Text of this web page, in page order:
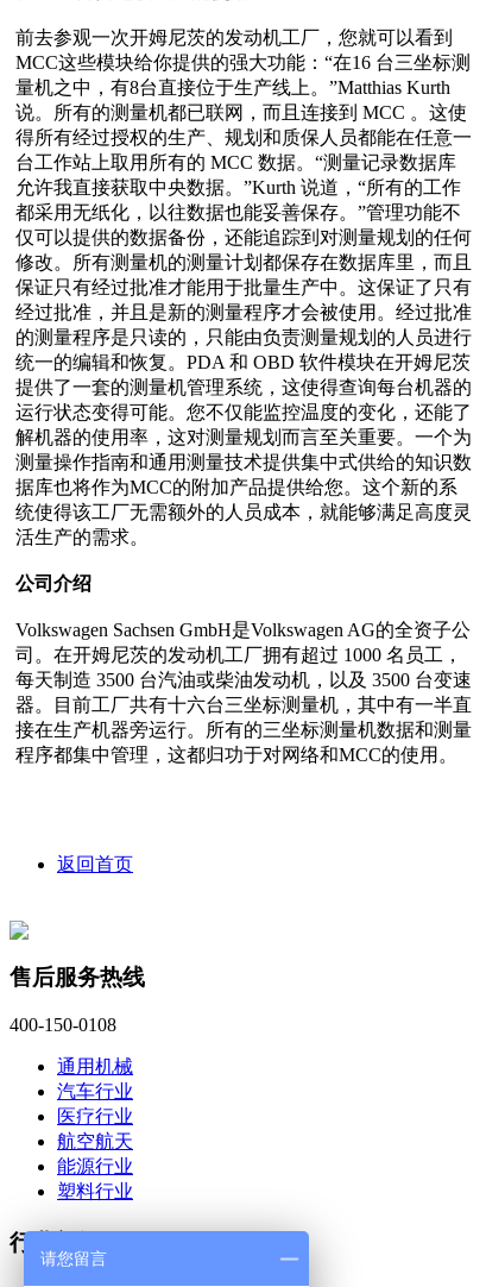
前去参观一次开姆尼茨的发动机工厂，您就可以看到
MCC这些模块给你提供的强大功能：“在16 台三坐标测
量机之中，有8台直接位于生产线上。”Matthias Kurth
说。所有的测量机都已联网，而且连接到 MCC 。这使
得所有经过授权的生产、规划和质保人员都能在任意一
台工作站上取用所有的 MCC 数据。“测量记录数据库
允许我直接获取中央数据。”Kurth 说道，“所有的工作
都采用无纸化，以往数据也能妥善保存。”管理功能不
仅可以提供的数据备份，还能追踪到对测量规划的任何
修改。所有测量机的测量计划都保存在数据库里，而且
保证只有经过批准才能用于批量生产中。这保证了只有
经过批准，并且是新的测量程序才会被使用。经过批准
的测量程序是只读的，只能由负责测量规划的人员进行
统一的编辑和恢复。PDA 和 OBD 软件模块在开姆尼茨
提供了一套的测量机管理系统，这使得查询每台机器的
运行状态变得可能。您不仅能监控温度的变化，还能了
解机器的使用率，这对测量规划而言至关重要。一个为
测量操作指南和通用测量技术提供集中式供给的知识数
据库也将作为MCC的附加产品提供给您。这个新的系
统使得该工厂无需额外的人员成本，就能够满足高度灵
活生产的需求。
公司介绍
Volkswagen Sachsen GmbH是Volkswagen AG的全资子公
司。在开姆尼茨的发动机工厂拥有超过 1000 名员工，
每天制造 3500 台汽油或柴油发动机，以及 3500 台变速
器。目前工厂共有十六台三坐标测量机，其中有一半直
接在生产机器旁运行。所有的三坐标测量机数据和测量
程序都集中管理，这都归功于对网络和MCC的使用。
返回首页
售后服务热线
400-150-0108
通用机械
汽车行业
医疗行业
航空航天
能源行业
塑料行业
行业新闻
请您留言